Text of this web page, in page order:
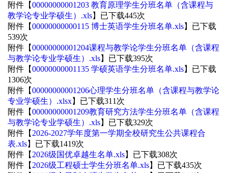
附件【00000000001203 教育原理学生分班名单（含课程与
教学论专业学硕生）.xls】已下载445次
附件【00000000000115 博士英语学生分班名单.xls】已下载
539次
附件【00000000001204课程与教学论学生分班名单（含课程
与教学论专业学硕生）.xls】已下载395次
附件【00000000001135 学硕英语学生分班名单.xls】已下载
1306次
附件【00000000001206心理学生分班名单（含课程与教学论
专业学硕生）.xlsx】已下载311 次
附件【00000000001209教育研究方法学生分班名单（含课程
与教学论专业学硕生）.xls】已下载329次
附件【 2026-2027学年度第一学期全校研究生公共课程合
表.xls】已下载1419次
附件【 2026级国优卓越生名单.xls】已下载308次
附件【 2026级工程硕士学生分班名单.xls】已下载435次